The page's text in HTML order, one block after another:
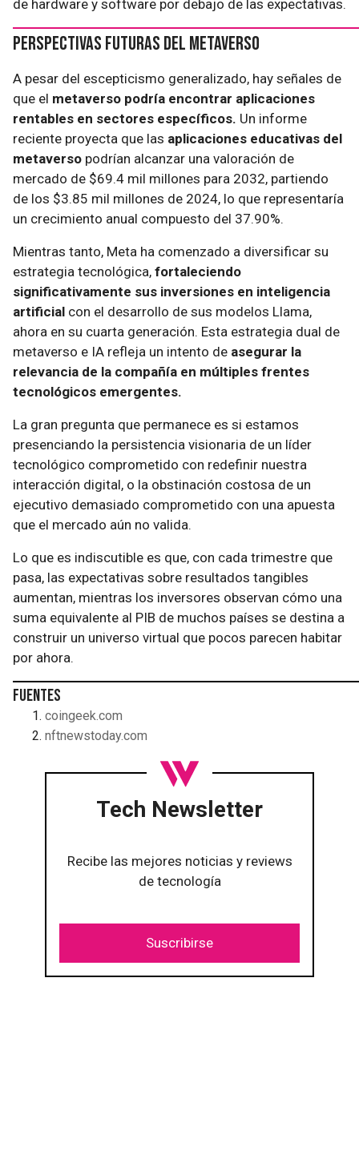
de hardware y software por debajo de las expectativas.
Perspectivas Futuras del Metaverso
A pesar del escepticismo generalizado, hay señales de
que el metaverso podría encontrar aplicaciones
rentables en sectores específicos. Un informe
reciente proyecta que las aplicaciones educativas del
metaverso podrían alcanzar una valoración de
mercado de $69.4 mil millones para 2032, partiendo
de los $3.85 mil millones de 2024, lo que representaría
un crecimiento anual compuesto del 37.90%.
Mientras tanto, Meta ha comenzado a diversificar su
estrategia tecnológica, fortaleciendo
significativamente sus inversiones en inteligencia
artificial con el desarrollo de sus modelos Llama,
ahora en su cuarta generación. Esta estrategia dual de
metaverso e IA refleja un intento de asegurar la
relevancia de la compañía en múltiples frentes
tecnológicos emergentes.
La gran pregunta que permanece es si estamos
presenciando la persistencia visionaria de un líder
tecnológico comprometido con redefinir nuestra
interacción digital, o la obstinación costosa de un
ejecutivo demasiado comprometido con una apuesta
que el mercado aún no valida.
Lo que es indiscutible es que, con cada trimestre que
pasa, las expectativas sobre resultados tangibles
aumentan, mientras los inversores observan cómo una
suma equivalente al PIB de muchos países se destina a
construir un universo virtual que pocos parecen habitar
por ahora.
Fuentes
coingeek.com
nftnewstoday.com
Tech Newsletter
Recibe las mejores noticias y reviews
de tecnología
Suscribirse